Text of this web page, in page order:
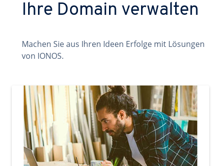
Ihre Domain verwalten
Machen Sie aus Ihren Ideen Erfolge mit Lösungen
von IONOS.